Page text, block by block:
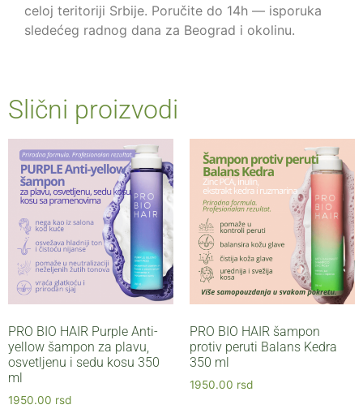
celoj teritoriji Srbije. Poručite do 14h — isporuka
sledećeg radnog dana za Beograd i okolinu.
Slični proizvodi
PRO BIO HAIR Purple Anti-
yellow šampon za plavu,
osvetljenu i sedu kosu 350
ml
1950.00 rsd
PRO BIO HAIR šampon
protiv peruti Balans Kedra
350 ml
1950.00 rsd